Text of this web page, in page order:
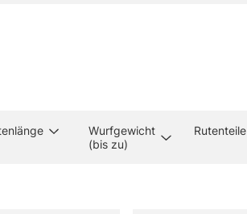
Wurfgewicht
(bis zu)
Rutenteile